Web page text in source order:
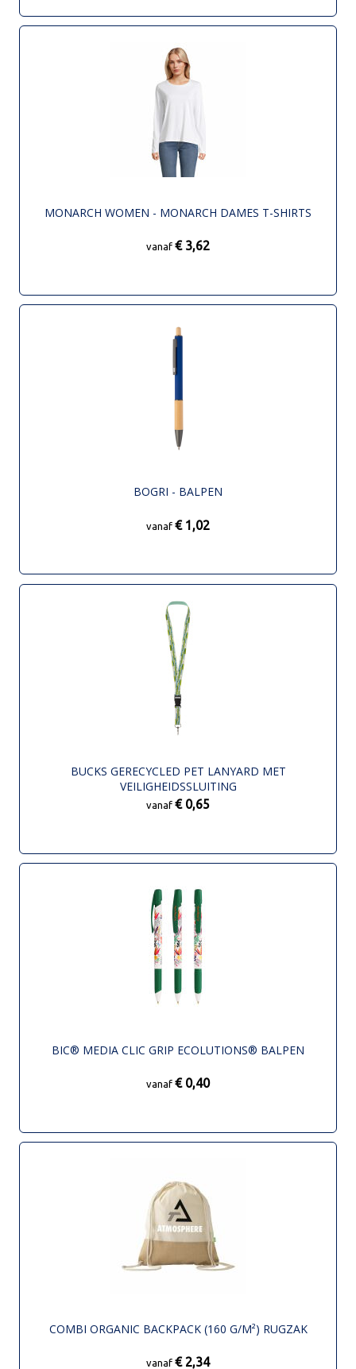
MONARCH WOMEN - MONARCH DAMES T-SHIRTS
vanaf € 3,62
BOGRI - BALPEN
vanaf € 1,02
BUCKS GERECYCLED PET LANYARD MET
VEILIGHEIDSSLUITING
vanaf € 0,65
BIC® MEDIA CLIC GRIP ECOLUTIONS® BALPEN
vanaf € 0,40
COMBI ORGANIC BACKPACK (160 G/M²) RUGZAK
vanaf € 2,34